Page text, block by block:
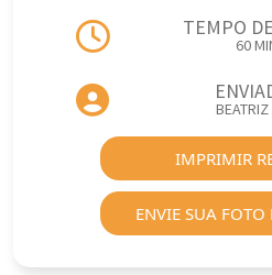
TEMPO
60
IMPRIMIR
ENVIE SUA FOTO